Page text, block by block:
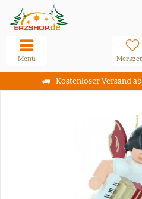
Kostenloser Versand
Menü